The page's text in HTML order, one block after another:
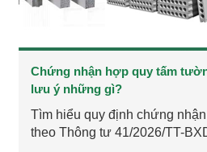
Chứng nhận hợp quy tấm
lưu ý những gì?
Tìm hiểu quy định chứng
theo Thông tư 41/2026/TT-